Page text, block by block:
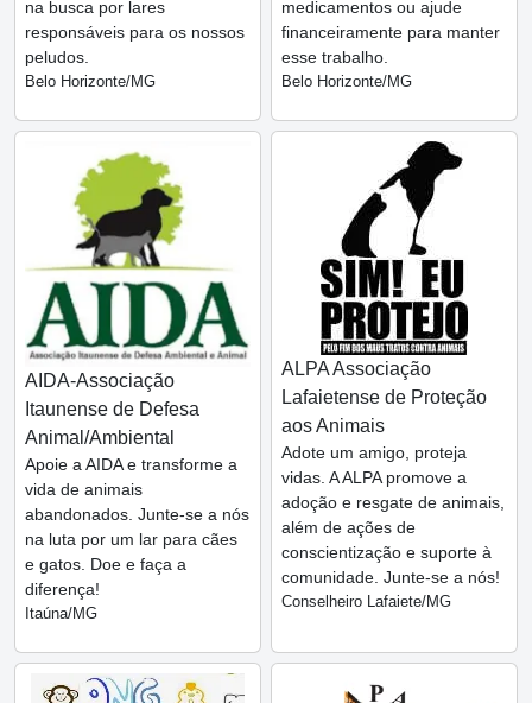
na busca por lares
responsáveis para os nossos
peludos.
Belo Horizonte/MG
medicamentos ou ajude
financeiramente para manter
esse trabalho.
Belo Horizonte/MG
AIDA-Associação
Itaunense de Defesa
Animal/Ambiental
Apoie a AIDA e transforme a
vida de animais
abandonados. Junte-se a nós
na luta por um lar para cães
e gatos. Doe e faça a
diferença!
Itaúna/MG
ALPA Associação
Lafaietense de Proteção
aos Animais
Adote um amigo, proteja
vidas. A ALPA promove a
adoção e resgate de animais,
além de ações de
conscientização e suporte à
comunidade. Junte-se a nós!
Conselheiro Lafaiete/MG